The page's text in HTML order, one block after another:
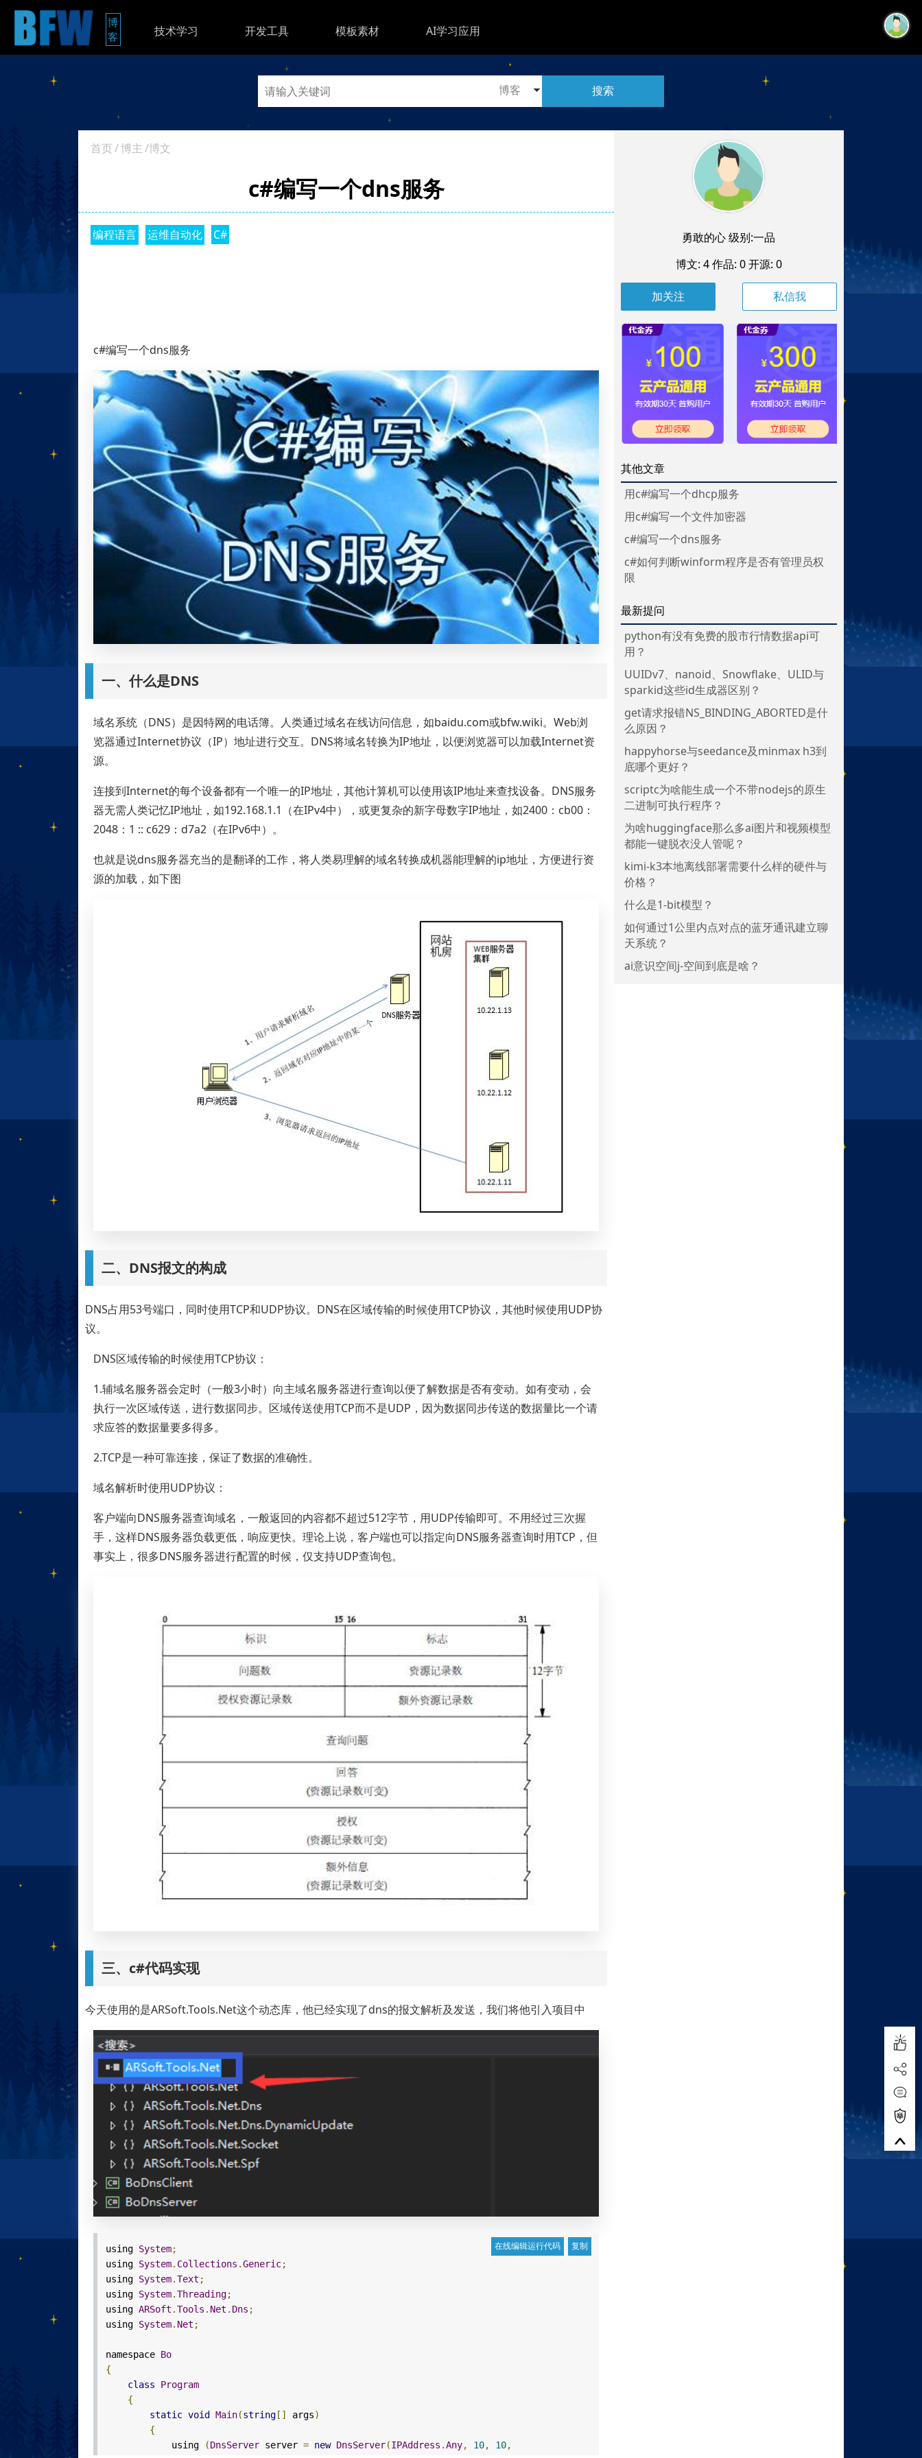
博
客
技术学习 开发工具 模板素材 AI学习应用
搜索
首页/博主/博文
c#编写一个dns服务
编程语言 运维自动化 C#
c#编写一个dns服务
一、什么是DNS
域名系统（DNS）是因特网的电话簿。人类通过域名在线访问信息，如baidu.com或bfw.wiki。Web浏
览器通过Internet协议（IP）地址进行交互。DNS将域名转换为IP地址，以便浏览器可以加载Internet资
源。
连接到Internet的每个设备都有一个唯一的IP地址，其他计算机可以使用该IP地址来查找设备。DNS服务
器无需人类记忆IP地址，如192.168.1.1（在IPv4中），或更复杂的新字母数字IP地址，如2400：cb00：
2048：1 :: c629：d7a2（在IPv6中）。
也就是说dns服务器充当的是翻译的工作，将人类易理解的域名转换成机器能理解的ip地址，方便进行资
源的加载，如下图
二、DNS报文的构成
DNS占用53号端口，同时使用TCP和UDP协议。DNS在区域传输的时候使用TCP协议，其他时候使用UDP协
议。
DNS区域传输的时候使用TCP协议：
1.辅域名服务器会定时（一般3小时）向主域名服务器进行查询以便了解数据是否有变动。如有变动，会
执行一次区域传送，进行数据同步。区域传送使用TCP而不是UDP，因为数据同步传送的数据量比一个请
求应答的数据量要多得多。
2.TCP是一种可靠连接，保证了数据的准确性。
域名解析时使用UDP协议：
客户端向DNS服务器查询域名，一般返回的内容都不超过512字节，用UDP传输即可。不用经过三次握
手，这样DNS服务器负载更低，响应更快。理论上说，客户端也可以指定向DNS服务器查询时用TCP，但
事实上，很多DNS服务器进行配置的时候，仅支持UDP查询包。
三、c#代码实现
今天使用的是ARSoft.Tools.Net这个动态库，他已经实现了dns的报文解析及发送，我们将他引入项目中
using System;
using System. Collections .Generic;
using System.Text ;
using System.Threading;
using ARSoft .Tools . Net . Dns ;
using System. Net ;
namespace Bo
{
class
Program
{
static void Main(string[] args)
{
using
(DnsServerserver = new DnsServer(IPAddress .Any, 10, 10,
勇敢的心 级别:一品
博文: 4作品: 0开源: 0
私信我
其他文章
用c#编写一个dhcp服务
用c#编写一个文件加密器
c#编写一个dns服务
c#如何判断winform程序是否有管理员权
限
最新提问
python有没有免费的股市行情数据api可
用？
UUIDv7、nanoid、Snowflake、ULID与
sparkid这些id生成器区别？
get请求报错NS_BINDING_ABORTED是什
么原因？
happyhorse与seedance及minmax h3到
底哪个更好？
scriptc为啥能生成一个不带nodejs的原生
二进制可执行程序？
为啥huggingface那么多ai图片和视频模型
都能一键脱衣没人管呢？
kimi-k3本地离线部署需要什么样的硬件与
价格？
什么是1-bit模型？
如何通过1公里内点对点的蓝牙通讯建立聊
天系统？
ai意识空间j-空间到底是啥？